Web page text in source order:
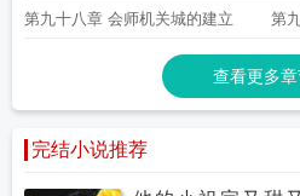
第九十八章 会师机关城的建立 第
奇
查看更多章
完结小说推荐